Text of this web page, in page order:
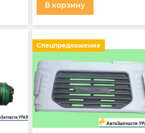
В корзину
Спецпредложение